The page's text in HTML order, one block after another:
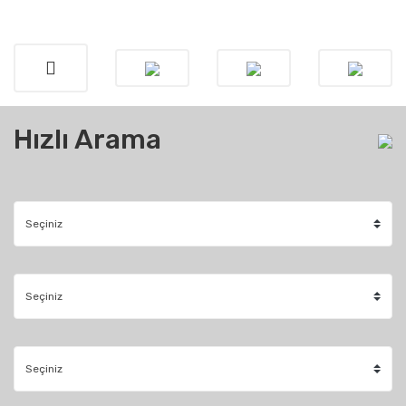
Hızlı Arama